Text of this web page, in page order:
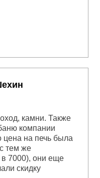
камни. Также
компании
цена на печь была
тем же
в 7000), они еще
скидку